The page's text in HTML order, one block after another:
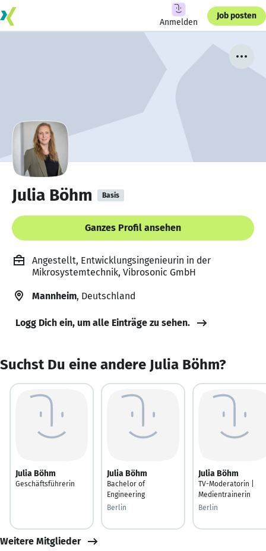
Anmelden
Job posten
Julia Böhm Basis
Ganzes Profil ansehen
Angestellt, Entwicklungsingenieurin in der
Mikrosystemtechnik, Vibrosonic GmbH
Mannheim, Deutschland
Logg Dich ein, um alle Einträge zu sehen.
Suchst Du eine andere Julia Böhm?
Julia Böhm
Geschäftsführerin
Julia Böhm
Bachelor of
Engineering
Berlin
Julia Böhm
TV-Moderatorin |
Medientrainerin
Berlin
Weitere Mitglieder